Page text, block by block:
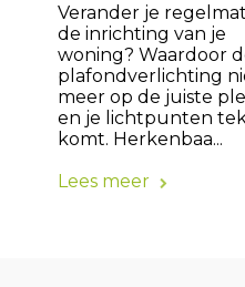
Verander je
de inrichting van je
woning? Waardoor
plafondverlichting
meer op de juiste
en je lichtpunten
komt. Herkenbaa...
Lees meer